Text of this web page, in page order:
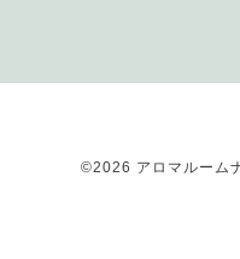
©2026 アロマルーム